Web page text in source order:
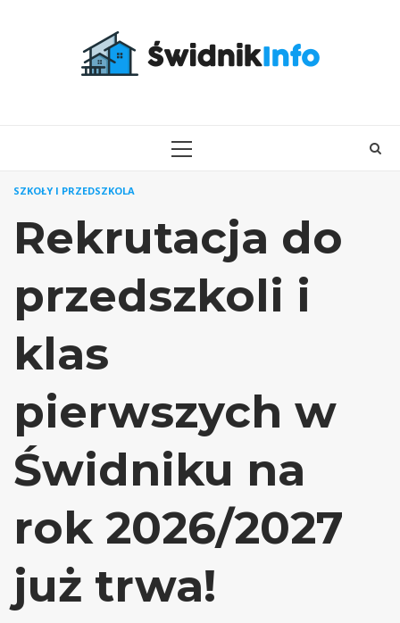
PRIMARY
SZKOŁY I PRZEDSZKOLA
Rekrutacja do
przedszkoli i
klas
pierwszych w
Świdniku na
rok 2026/2027
już trwa!